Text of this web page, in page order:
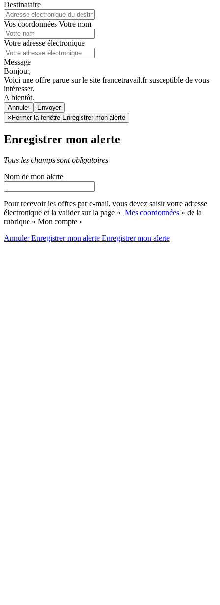
Destinataire
Vos coordonnées Votre nom
Votre adresse électronique
Message
Bonjour,
Voici une offre parue sur le site francetravail.fr susceptible de vous
intéresser.
A bientôt.
Annuler
× Fermer la fenêtre Enregistrer mon alerte
Enregistrer mon alerte
Tous les champs sont obligatoires
Nom de mon alerte
Pour recevoir les offres par e-mail, vous devez saisir votre adresse
électronique et la valider sur la page « Mes coordonnées » de la
rubrique « Mon compte »
AnnulerEnregistrer mon alerte Enregistrermon alerte